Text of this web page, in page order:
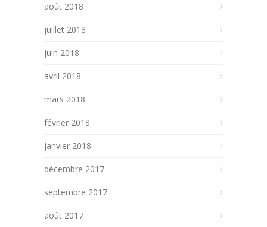
août 2018
juillet 2018
juin 2018
avril 2018
mars 2018
février 2018
janvier 2018
décembre 2017
septembre 2017
août 2017